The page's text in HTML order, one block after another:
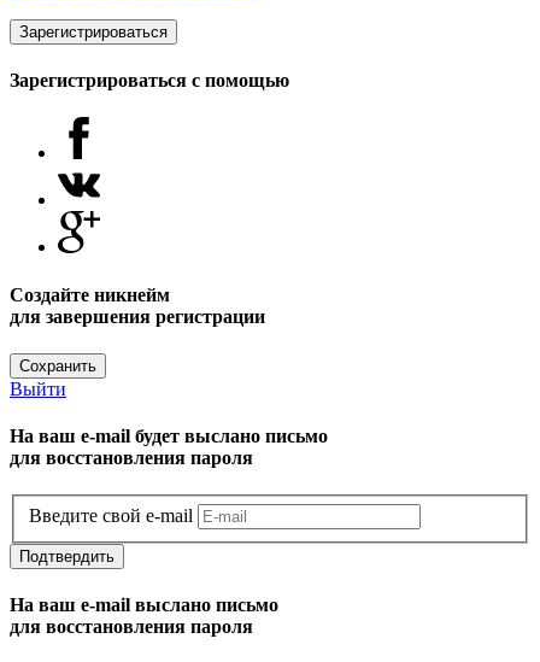
Зарегистрироваться
Зарегистрироваться с помощью
Создайте никнейм
для завершения регистрации
Сохранить
Выйти
На ваш e-mail будет выслано письмо
для восстановления пароля
Введите свой e-mail
Подтвердить
На ваш e-mail выслано письмо
для восстановления пароля